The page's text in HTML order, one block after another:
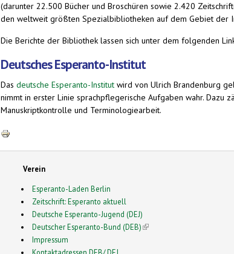
(darunter 22.500 Bücher und Broschüren sowie 2.420
den weltweit größten Spezialbibliotheken auf dem Gebiet der
Die Berichte der Bibliothek lassen sich unter dem folgenden
Deutsches Esperanto-Institut
Das deutsche Esperanto-Institut wird von Ulrich Brandenburg
nimmt in erster Linie sprachpflegerische Aufgaben wahr. Dazu
Manuskriptkontrolle und Terminologiearbeit.
Verein
Esperanto-Laden Berlin
Zeitschrift: Esperanto aktuell
Deutsche Esperanto-Jugend (DEJ)
Deutscher Esperanto-Bund (DEB)(link is external)
Impressum